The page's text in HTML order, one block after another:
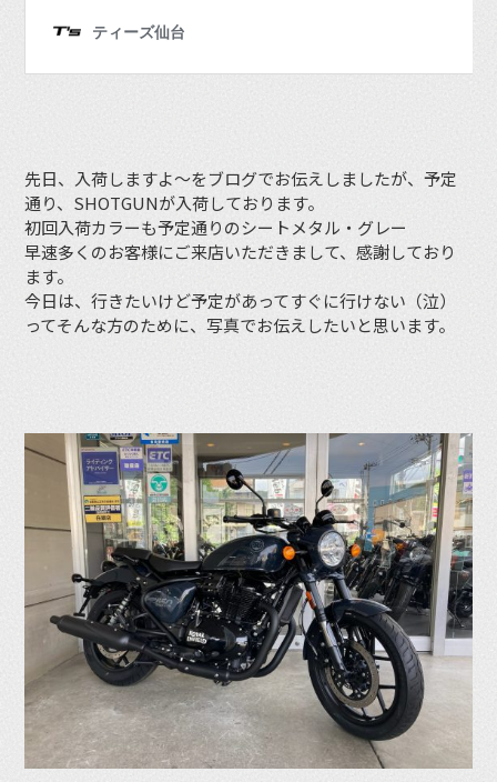
先日、入荷しますよ〜をブログでお伝えしましたが、予定
通り、SHOTGUNが入荷しております。
初回入荷カラーも予定通りのシートメタル・グレー
早速多くのお客様にご来店いただきまして、感謝しており
ます。
今日は、行きたいけど予定があってすぐに行けない（泣）
ってそんな方のために、写真でお伝えしたいと思います。